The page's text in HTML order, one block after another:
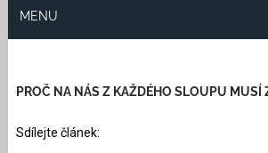
MENU
PROČ NA NÁS Z KAŽDÉHO SLOUPU MUSÍ
Sdílejte článek: